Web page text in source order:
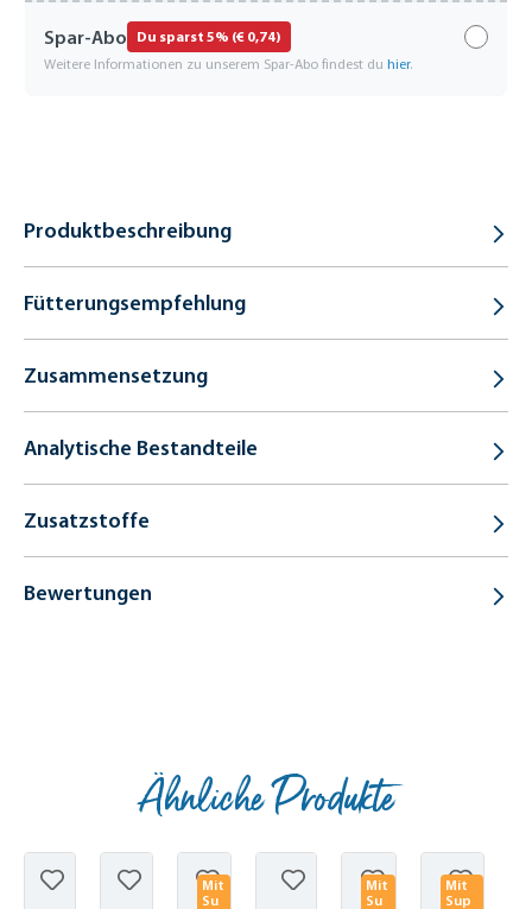
Spar-Abo Du sparst 5% (€ 0,74)
Weitere Informationen zu unserem Spar-Abo findest du hier.
Produktbeschreibung
Fütterungsempfehlung
Zusammensetzung
Analytische Bestandteile
Zusatzstoffe
Bewertungen
Ähnliche Produkte
Mit
Su
Mit
Su
Mit
Sup